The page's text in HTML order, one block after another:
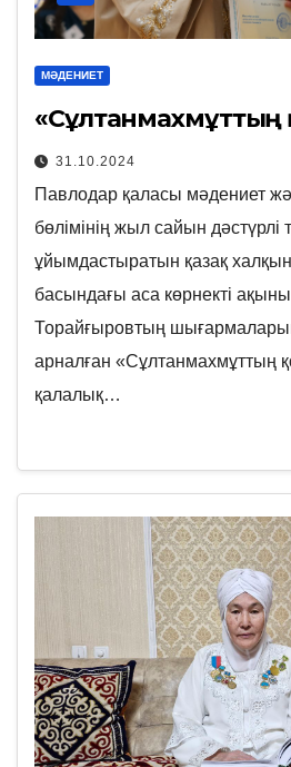
МӘДЕНИЕТ
«Сұлтанмахмұттың
31.10.2024
Павлодар қаласы мәдениет
бөлімінің жыл сайын дәстүрлі
ұйымдастыратын қазақ
басындағы аса көрнекті
Торайғыровтың
арналған «Сұлтанмахмұттың
қалалық…